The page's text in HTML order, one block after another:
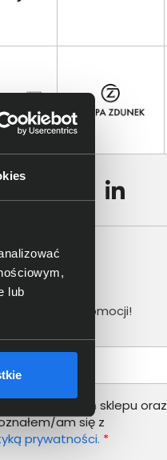
lub
żadnej promocji!
regulamin sklepu oraz
am się z
prywatności. *